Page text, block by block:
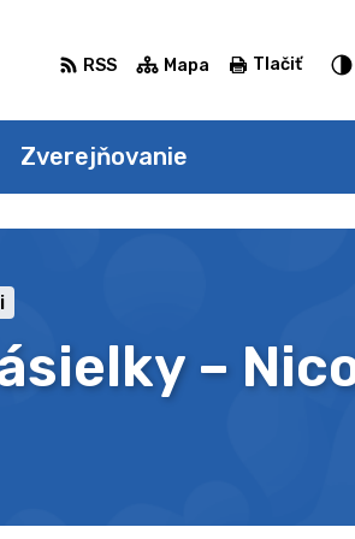
Zverejňovanie
RSS Mapa Tlačiť
–